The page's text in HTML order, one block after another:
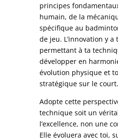
principes
humain, de la
spécifique au
de jeu. L’innovation y a
permettant à ta
développer en
évolution physique et
stratégique sur le court.
Adopte cette
technique soit un
l’excellence, non une
Elle évoluera avec toi,